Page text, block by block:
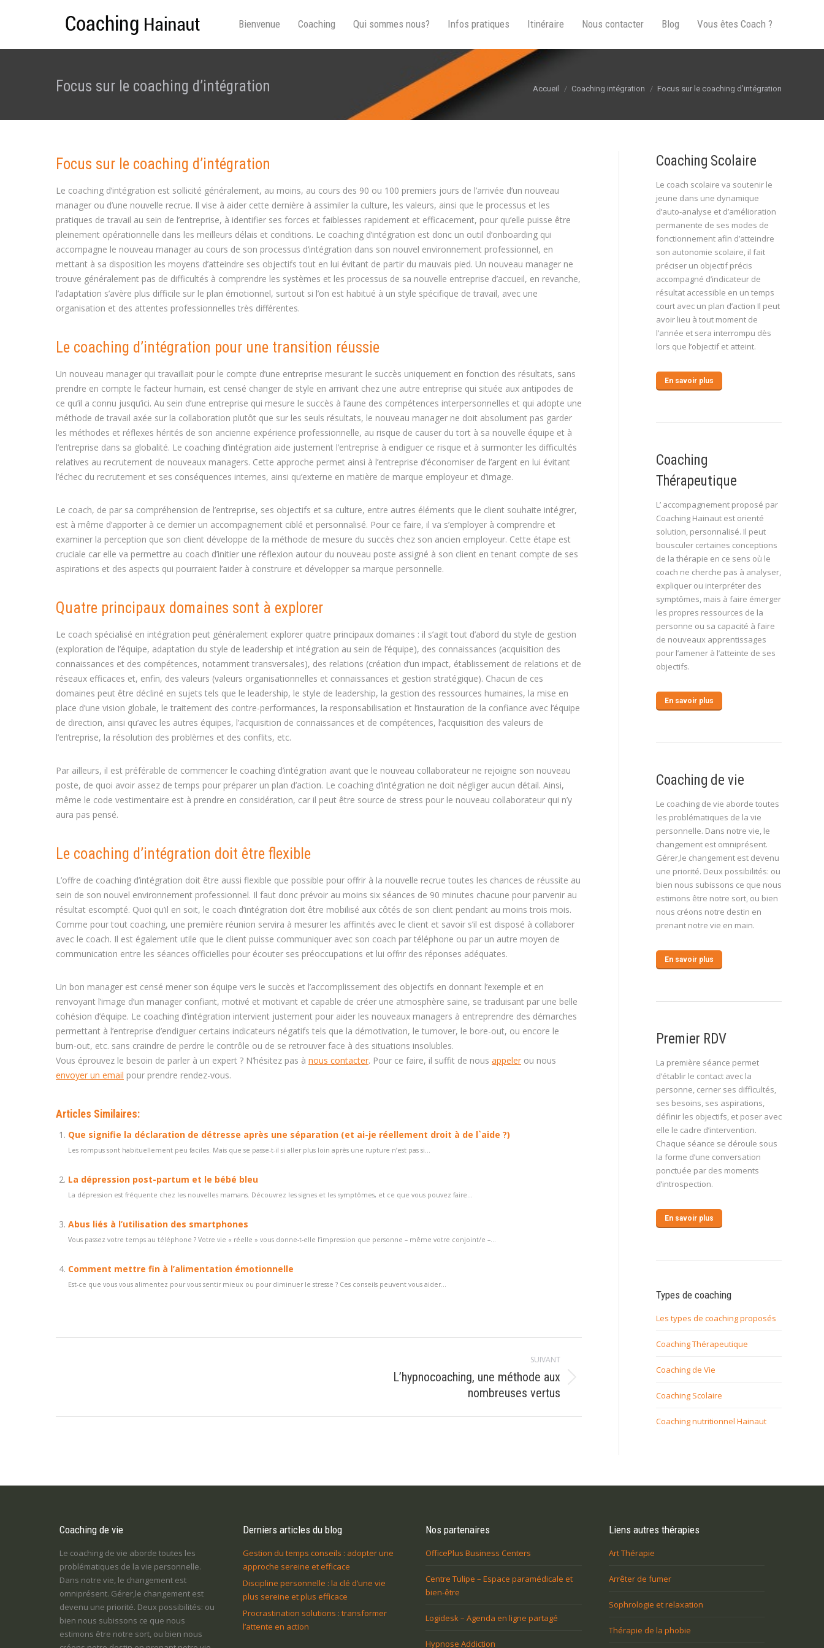
Bienvenue Coaching Qui sommes nous? Infos pratiques Itinéraire Nous contacter Blog Vous êtes Coach ?
Focus sur le coaching d’intégration Vous êtes ici :
Accueil Coaching intégration Focus sur le coaching d’intégration
Focus sur le coaching d’intégration
Le coaching d’intégration est sollicité généralement, au moins, au cours des 90 ou 100 premiers jours de l’arrivée d’un nouveau
manager ou d’une nouvelle recrue. Il vise à aider cette dernière à assimiler la culture, les valeurs, ainsi que le processus et les
pratiques de travail au sein de l’entreprise, à identifier ses forces et faiblesses rapidement et efficacement, pour qu’elle puisse être
pleinement opérationnelle dans les meilleurs délais et conditions. Le coaching d’intégration est donc un outil d’onboarding qui
accompagne le nouveau manager au cours de son processus d’intégration dans son nouvel environnement professionnel, en
mettant à sa disposition les moyens d’atteindre ses objectifs tout en lui évitant de partir du mauvais pied. Un nouveau manager ne
trouve généralement pas de difficultés à comprendre les systèmes et les processus de sa nouvelle entreprise d’accueil, en revanche,
l’adaptation s’avère plus difficile sur le plan émotionnel, surtout si l’on est habitué à un style spécifique de travail, avec une
organisation et des attentes professionnelles très différentes.
Le coaching d’intégration pour une transition réussie
Un nouveau manager qui travaillait pour le compte d’une entreprise mesurant le succès uniquement en fonction des résultats, sans
prendre en compte le facteur humain, est censé changer de style en arrivant chez une autre entreprise qui située aux antipodes de
ce qu’il a connu jusqu’ici. Au sein d’une entreprise qui mesure le succès à l’aune des compétences interpersonnelles et qui adopte une
méthode de travail axée sur la collaboration plutôt que sur les seuls résultats, le nouveau manager ne doit absolument pas garder
les méthodes et réflexes hérités de son ancienne expérience professionnelle, au risque de causer du tort à sa nouvelle équipe et à
l’entreprise dans sa globalité. Le coaching d’intégration aide justement l’entreprise à endiguer ce risque et à surmonter les difficultés
relatives au recrutement de nouveaux managers. Cette approche permet ainsi à l’entreprise d’économiser de l’argent en lui évitant
l’échec du recrutement et ses conséquences internes, ainsi qu’externe en matière de marque employeur et d’image.
Le coach, de par sa compréhension de l’entreprise, ses objectifs et sa culture, entre autres éléments que le client souhaite intégrer,
est à même d’apporter à ce dernier un accompagnement ciblé et personnalisé. Pour ce faire, il va s’employer à comprendre et
examiner la perception que son client développe de la méthode de mesure du succès chez son ancien employeur. Cette étape est
cruciale car elle va permettre au coach d’initier une réflexion autour du nouveau poste assigné à son client en tenant compte de ses
aspirations et des aspects qui pourraient l’aider à construire et développer sa marque personnelle.
Quatre principaux domaines sont à explorer
Le coach spécialisé en intégration peut généralement explorer quatre principaux domaines : il s’agit tout d’abord du style de gestion
(exploration de l’équipe, adaptation du style de leadership et intégration au sein de l’équipe), des connaissances (acquisition des
connaissances et des compétences, notamment transversales), des relations (création d’un impact, établissement de relations et de
réseaux efficaces et, enfin, des valeurs (valeurs organisationnelles et connaissances et gestion stratégique). Chacun de ces
domaines peut être décliné en sujets tels que le leadership, le style de leadership, la gestion des ressources humaines, la mise en
place d’une vision globale, le traitement des contre-performances, la responsabilisation et l’instauration de la confiance avec l’équipe
de direction, ainsi qu’avec les autres équipes, l’acquisition de connaissances et de compétences, l’acquisition des valeurs de
l’entreprise, la résolution des problèmes et des conflits, etc.
Par ailleurs, il est préférable de commencer le coaching d’intégration avant que le nouveau collaborateur ne rejoigne son nouveau
poste, de quoi avoir assez de temps pour préparer un plan d’action. Le coaching d’intégration ne doit négliger aucun détail. Ainsi,
même le code vestimentaire est à prendre en considération, car il peut être source de stress pour le nouveau collaborateur qui n’y
aura pas pensé.
Le coaching d’intégration doit être flexible
L’offre de coaching d’intégration doit être aussi flexible que possible pour offrir à la nouvelle recrue toutes les chances de réussite au
sein de son nouvel environnement professionnel. Il faut donc prévoir au moins six séances de 90 minutes chacune pour parvenir au
résultat escompté. Quoi qu’il en soit, le coach d’intégration doit être mobilisé aux côtés de son client pendant au moins trois mois.
Comme pour tout coaching, une première réunion servira à mesurer les affinités avec le client et savoir s’il est disposé à collaborer
avec le coach. Il est également utile que le client puisse communiquer avec son coach par téléphone ou par un autre moyen de
communication entre les séances officielles pour écouter ses préoccupations et lui offrir des réponses adéquates.
Un bon manager est censé mener son équipe vers le succès et l’accomplissement des objectifs en donnant l’exemple et en
renvoyant l’image d’un manager confiant, motivé et motivant et capable de créer une atmosphère saine, se traduisant par une belle
cohésion d’équipe. Le coaching d’intégration intervient justement pour aider les nouveaux managers à entreprendre des démarches
permettant à l’entreprise d’endiguer certains indicateurs négatifs tels que la démotivation, le turnover, le bore-out, ou encore le
burn-out, etc. sans craindre de perdre le contrôle ou de se retrouver face à des situations insolubles.
Vous éprouvez le besoin de parler à un expert ? N’hésitez pas à nous contacter. Pour ce faire, il suffit de nous appeler ou nous
envoyer un email pour prendre rendez-vous.
Articles Similaires:
Que signifie la déclaration de détresse après une séparation (et ai-je réellement droit à de l`aide ?)
Les rompus sont habituellement peu faciles. Mais que se passe-t-il si aller plus loin après une rupture n’est pas si...
La dépression post-partum et le bébé bleu
La dépression est fréquente chez les nouvelles mamans. Découvrez les signes et les symptômes, et ce que vous pouvez faire...
Abus liés à l’utilisation des smartphones
Vous passez votre temps au téléphone ? Votre vie « réelle » vous donne-t-elle l’impression que personne – même votre conjoint/e –...
Comment mettre fin à l’alimentation émotionnelle
Est-ce que vous vous alimentez pour vous sentir mieux ou pour diminuer le stresse ? Ces conseils peuvent vous aider...
SUIVANT
L’hypnocoaching, une méthode aux
nombreuses vertus
Coaching Scolaire
Le coach scolaire va soutenir le
jeune dans une dynamique
d’auto-analyse et d’amélioration
permanente de ses modes de
fonctionnement afin d’atteindre
son autonomie scolaire, il fait
préciser un objectif précis
accompagné d’indicateur de
résultat accessible en un temps
court avec un plan d’action Il peut
avoir lieu à tout moment de
l’année et sera interrompu dès
lors que l’objectif et atteint.
En savoir plus
Coaching
Thérapeutique
L’ accompagnement proposé par
Coaching Hainaut est orienté
solution, personnalisé. Il peut
bousculer certaines conceptions
de la thérapie en ce sens où le
coach ne cherche pas à analyser,
expliquer ou interpréter des
symptômes, mais à faire émerger
les propres ressources de la
personne ou sa capacité à faire
de nouveaux apprentissages
pour l’amener à l’atteinte de ses
objectifs.
En savoir plus
Coaching de vie
Le coaching de vie aborde toutes
les problématiques de la vie
personnelle. Dans notre vie, le
changement est omniprésent.
Gérer,le changement est devenu
une priorité. Deux possibilités: ou
bien nous subissons ce que nous
estimons être notre sort, ou bien
nous créons notre destin en
prenant notre vie en main.
En savoir plus
Premier RDV
La première séance permet
d’établir le contact avec la
personne, cerner ses difficultés,
ses besoins, ses aspirations,
définir les objectifs, et poser avec
elle le cadre d’intervention.
Chaque séance se déroule sous
la forme d’une conversation
ponctuée par des moments
d’introspection.
En savoir plus
Types de coaching
Les types de coaching proposés
Coaching Thérapeutique
Coaching de Vie
Coaching Scolaire
Coaching nutritionnel Hainaut
Coaching de vie
Le coaching de vie aborde toutes les
problématiques de la vie personnelle.
Dans notre vie, le changement est
omniprésent. Gérer,le changement est
devenu une priorité. Deux possibilités: ou
bien nous subissons ce que nous
estimons être notre sort, ou bien nous
Derniers articles du blog
Gestion du temps conseils : adopter une
approche sereine et efficace
Discipline personnelle : la clé d’une vie
plus sereine et plus efficace
Procrastination solutions : transformer
l’attente en action
Nos partenaires
OfficePlus Business Centers
Centre Tulipe – Espace paramédicale et
bien-être
Logidesk – Agenda en ligne partagé
Hypnose Addiction
Liens autres thérapies
Art Thérapie
Arrêter de fumer
Sophrologie et relaxation
Thérapie de la phobie